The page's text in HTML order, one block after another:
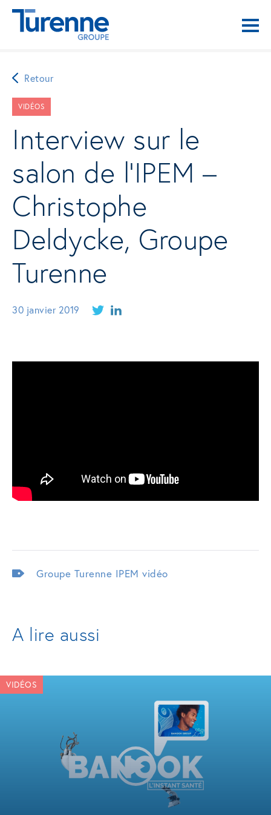
Retour
VIDÉOS
Interview sur le
salon de l’IPEM –
Christophe
Deldycke, Groupe
Turenne
30 janvier 2019
Groupe Turenne IPEM vidéo
A lire aussi
VIDÉOS